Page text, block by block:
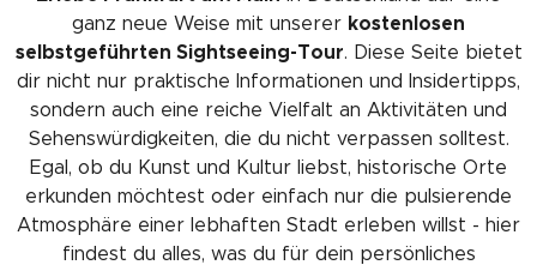
ganz neue Weise mit unserer kostenlosen
selbstgeführten Sightseeing-Tour. Diese Seite bietet
dir nicht nur praktische Informationen und Insidertipps,
sondern auch eine reiche Vielfalt an Aktivitäten und
Sehenswürdigkeiten, die du nicht verpassen solltest.
Egal, ob du Kunst und Kultur liebst, historische Orte
erkunden möchtest oder einfach nur die pulsierende
Atmosphäre einer lebhaften Stadt erleben willst - hier
findest du alles, was du für dein persönliches